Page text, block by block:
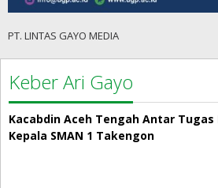
PT. LINTAS GAYO MEDIA
Keber Ari Gayo
Kacabdin Aceh Tengah Antar Tugas
Kepala SMAN 1 Takengon